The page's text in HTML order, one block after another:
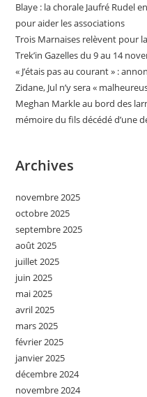
Blaye : la chorale Jaufré Rudel
pour aider les associations
Trois Marnaises relèvent pour
Trek’in Gazelles du 9 au 14
« J’étais pas au courant » :
Zidane, Jul n’y sera «
Meghan Markle au bord des
mémoire du fils décédé d’une
Archives
novembre 2025
octobre 2025
septembre 2025
août 2025
juillet 2025
juin 2025
mai 2025
avril 2025
mars 2025
février 2025
janvier 2025
décembre 2024
novembre 2024